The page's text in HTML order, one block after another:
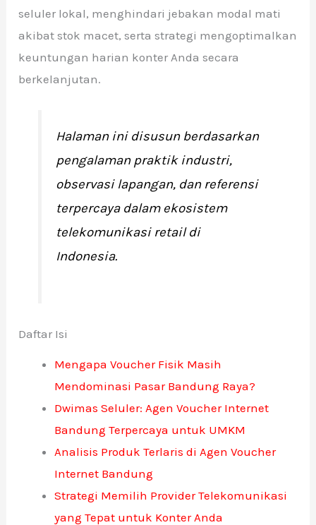
seluler lokal, menghindari jebakan modal mati
akibat stok macet, serta strategi mengoptimalkan
keuntungan harian konter Anda secara
berkelanjutan.
Halaman ini disusun berdasarkan
pengalaman praktik industri,
observasi lapangan, dan referensi
terpercaya dalam ekosistem
telekomunikasi retail di
Indonesia.
Daftar Isi
Mengapa Voucher Fisik Masih
Mendominasi Pasar Bandung Raya?
Dwimas Seluler: Agen Voucher Internet
Bandung Terpercaya untuk UMKM
Analisis Produk Terlaris di Agen Voucher
Internet Bandung
Strategi Memilih Provider Telekomunikasi
yang Tepat untuk Konter Anda